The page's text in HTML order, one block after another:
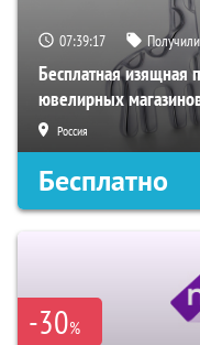
07:39:16
Бесплатная изящная
ювелирных
Россия
Бесплатно
-30%